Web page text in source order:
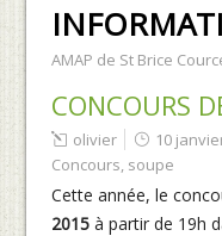
AMAP de St Brice
CONCOURS
olivier 10
Concours, soupe
Cette année, le
2015à partir de 19h